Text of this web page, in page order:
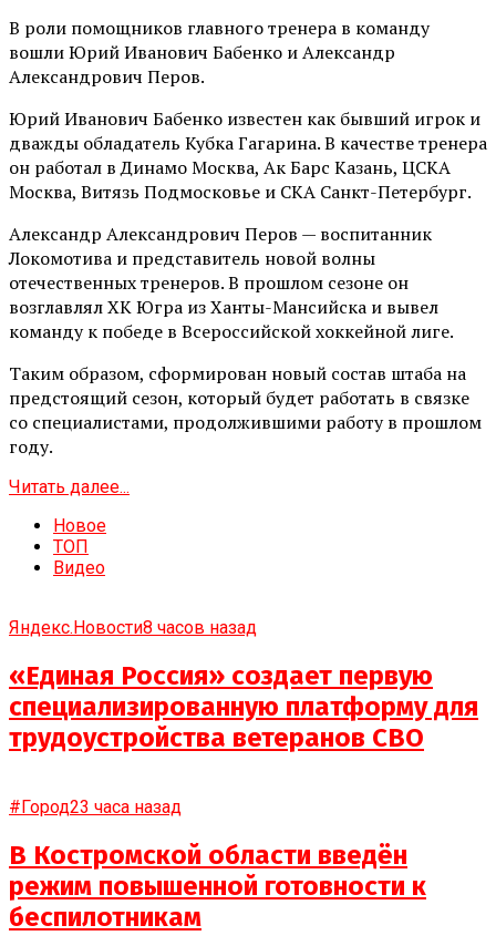
В роли помощников главного тренера в команду
вошли Юрий Иванович Бабенко и Александр
Александрович Перов.
Юрий Иванович Бабенко известен как бывший игрок и
дважды обладатель Кубка Гагарина. В качестве тренера
он работал в Динамо Москва, Ак Барс Казань, ЦСКА
Москва, Витязь Подмосковье и СКА Санкт-Петербург.
Александр Александрович Перов — воспитанник
Локомотива и представитель новой волны
отечественных тренеров. В прошлом сезоне он
возглавлял ХК Югра из Ханты-Мансийска и вывел
команду к победе в Всероссийской хоккейной лиге.
Таким образом, сформирован новый состав штаба на
предстоящий сезон, который будет работать в связке
со специалистами, продолжившими работу в прошлом
году.
Читать далее...
Новое
ТОП
Видео
Яндекс.Новости8 часов назад
«Единая Россия» создает первую
специализированную платформу для
трудоустройства ветеранов СВО
#Город23 часа назад
В Костромской области введён
режим повышенной готовности к
беспилотникам